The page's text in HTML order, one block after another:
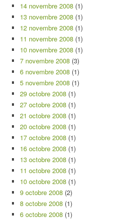
14 novembre 2008 (1)
13 novembre 2008 (1)
12 novembre 2008 (1)
11 novembre 2008 (1)
10 novembre 2008 (1)
7 novembre 2008 (3)
6 novembre 2008 (1)
5 novembre 2008 (1)
29 octobre 2008 (1)
27 octobre 2008 (1)
21 octobre 2008 (1)
20 octobre 2008 (1)
17 octobre 2008 (1)
16 octobre 2008 (1)
13 octobre 2008 (1)
11 octobre 2008 (1)
10 octobre 2008 (1)
9 octobre 2008 (2)
8 octobre 2008 (1)
6 octobre 2008 (1)